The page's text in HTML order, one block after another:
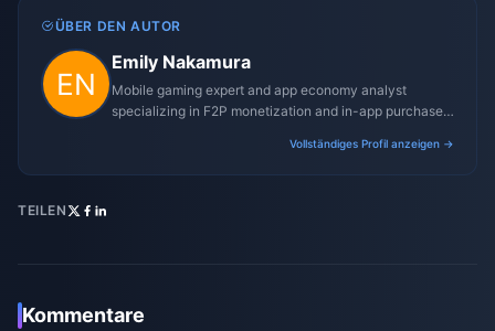
ÜBER DEN AUTOR
Emily Nakamura
Mobile gaming expert and app economy analyst
specializing in F2P monetization and in-app purchase
Vollständiges Profil anzeigen →
TEILEN
Kommentare